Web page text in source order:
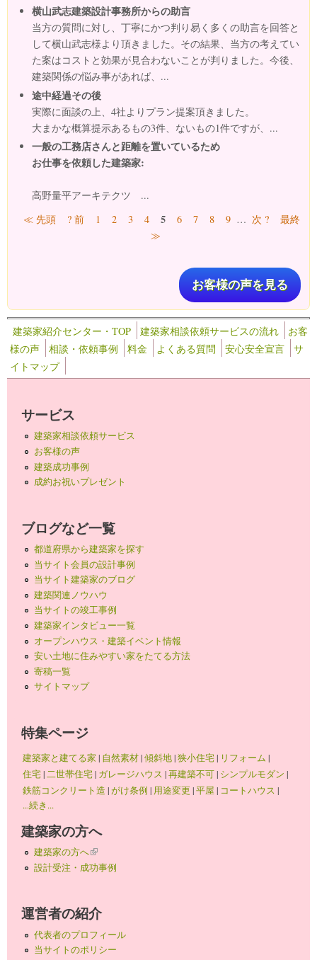
横山武志建築設計事務所からの助言
当方の質問に対し、丁寧にかつ判り易く多くの助言を回答と
して横山武志様より頂きました。その結果、当方の考えてい
た案はコストと効果が見合わないことが判りました。今後、
建築関係の悩み事があれば、...
途中経過その後
実際に面談の上、4社よりプラン提案頂きました。
大まかな概算提示あるもの3件、ないもの1件ですが、...
一般の工務店さんと距離を置いているため
お仕事を依頼した建築家:
高野量平アーキテクツ ...
ページ
≪ 先頭 ? 前 1 2 3 4 5 6 7 8 9 … 次 ?
最終
≫
お客様の声を見る
建築家紹介センター・TOP 建築家相談依頼サービスの流れ
お客
様の声
相談・依頼事例 料金 よくある質問 安心安全宣言
サ
イトマップ
サービス
建築家相談依頼サービス
お客様の声
建築成功事例
成約お祝いプレゼント
ブログなど一覧
都道府県から建築家を探す
当サイト会員の設計事例
当サイト建築家のブログ
建築関連ノウハウ
当サイトの竣工事例
建築家インタビュー一覧
オープンハウス・建築イベント情報
安い土地に住みやすい家をたてる方法
寄稿一覧
サイトマップ
特集ページ
建築家と建てる家 | 自然素材|傾斜地|狭小住宅| リフォーム |
住宅|二世帯住宅| ガレージハウス |再建築不可| シンプルモダン |
鉄筋コンクリート造 |がけ条例 | 用途変更 |平屋 | コートハウス |
...続き...
建築家の方へ
建築家の方へ(link is external)
設計受注・成功事例
運営者の紹介
代表者のプロフィール
当サイトのポリシー